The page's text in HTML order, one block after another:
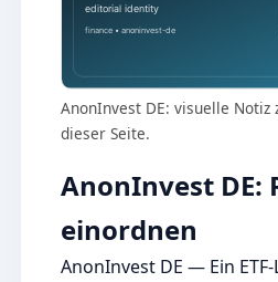
AnonInvest DE: visuelle Notiz
dieser Seite.
AnonInvest DE:
einordnen
AnonInvest DE — Ein